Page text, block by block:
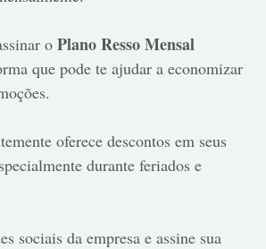
oPlano Resso Mensal
que pode te ajudar a economizar
oferece descontos em seus
durante feriados e
sociais da empresa e assine sua